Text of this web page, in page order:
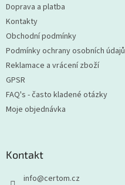
Doprava a platba
Kontakty
Obchodní podmínky
Podmínky ochrany osobních údajů
Reklamace a vrácení zboží
GPSR
FAQ's - často kladené otázky
Moje objednávka
Kontakt
info@certom.cz